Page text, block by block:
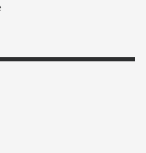
“Gioielli e oro, farmaci e macchinari